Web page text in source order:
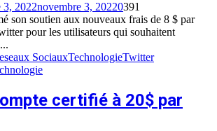
3, 2022novembre 3, 20220391
son soutien aux nouveaux frais de 8 $ par
pour les utilisateurs qui souhaitent
SociauxTechnologieTwitter
certifié à 20$ par